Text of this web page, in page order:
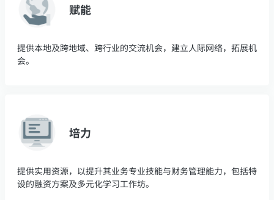
赋能
提供本地及跨地域、跨行业的交流机会，建立人际网络，拓展机
会。
培力
提供实用资源，以提升其业务专业技能与财务管理能力，包括特
设的融资方案及多元化学习工作坊。